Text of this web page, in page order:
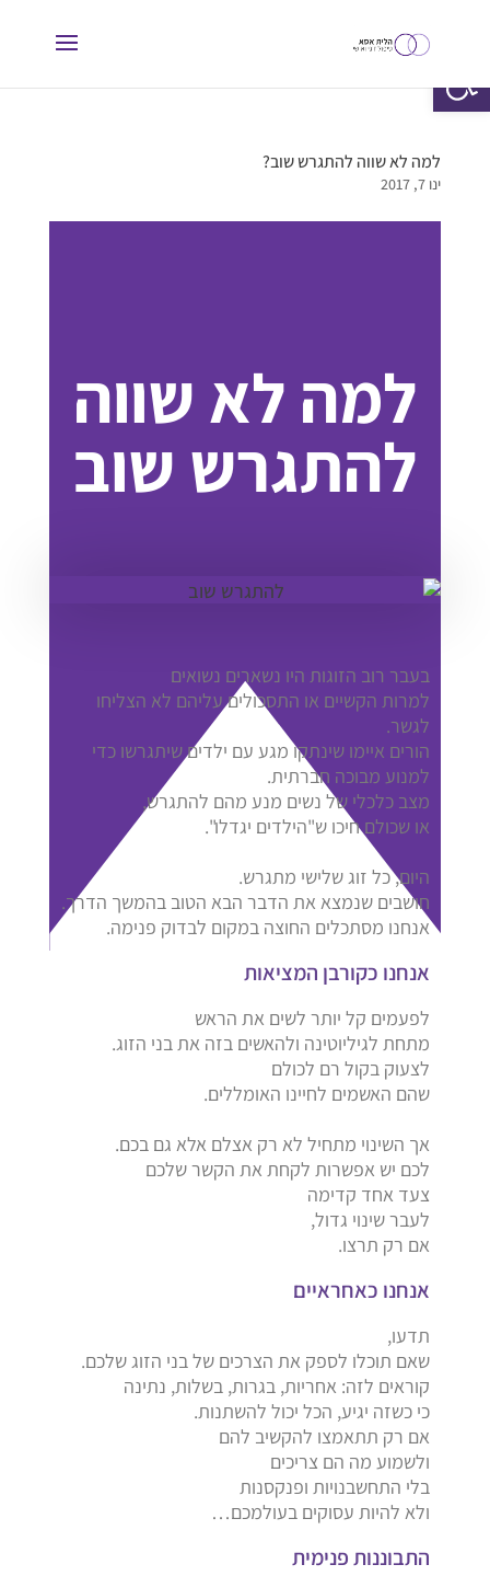
למה לא שווה להתגרש שוב?
ינו 7, 2017
למה לא שווה
להתגרש שוב
בעבר רוב הזוגות היו נשארים נשואים
למרות הקשיים או התסכולים עליהם לא הצליחו
לגשר.
הורים איימו שינתקו מגע עם ילדים שיתגרשו כדי
למנוע מבוכה חברתית.
מצב כלכלי של נשים מנע מהם להתגרש,
או שכולם חיכו ש"הילדים יגדלו".
היום, כל זוג שלישי מתגרש.
חושבים שנמצא את הדבר הבא הטוב בהמשך הדרך.
אנחנו מסתכלים החוצה במקום לבדוק פנימה.
אנחנו כקורבן המציאות
לפעמים קל יותר לשים את הראש
מתחת לגיליוטינה ולהאשים בזה את בני הזוג.
לצעוק בקול רם לכולם
שהם האשמים לחיינו האומללים.
אך השינוי מתחיל לא רק אצלם אלא גם בכם.
לכם יש אפשרות לקחת את הקשר שלכם
צעד אחד קדימה
לעבר שינוי גדול,
אם רק תרצו.
אנחנו כאחראיים
תדעו,
שאם תוכלו לספק את הצרכים של בני הזוג שלכם.
קוראים לזה: אחריות, בגרות, בשלות, נתינה
כי כשזה יגיע, הכל יכול להשתנות.
אם רק תתאמצו להקשיב להם
ולשמוע מה הם צריכים
בלי התחשבנויות ופנקסנות
ולא להיות עסוקים בעולמכם…
התבוננות פנימית
פתח סרגל נגישות